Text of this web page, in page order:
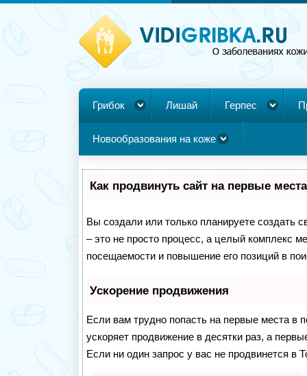
Грибок Лишай Герпес
Новообразования на коже
Как продвинуть сайт на первые
Вы создали или только планируете создать
– это не просто процесс, а целый комплекс
посещаемости и повышение его позиций в
Ускорение продвижения
Если вам трудно попасть на первые места в
ускоряет продвижение в десятки раз, а
Если ни один запрос у вас не продвинется в